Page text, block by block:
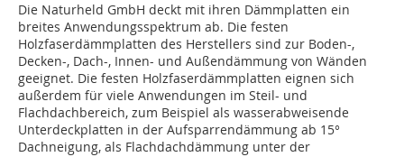
Die Naturheld GmbH deckt mit ihren Dämmplatten ein
breites Anwendungsspektrum ab. Die festen
Holzfaserdämmplatten des Herstellers sind zur Boden-,
Decken-, Dach-, Innen- und Außendämmung von Wänden
geeignet. Die festen Holzfaserdämmplatten eignen sich
außerdem für viele Anwendungen im Steil- und
Flachdachbereich, zum Beispiel als wasserabweisende
Unterdeckplatten in der Aufsparrendämmung ab 15°
Dachneigung, als Flachdachdämmung unter der